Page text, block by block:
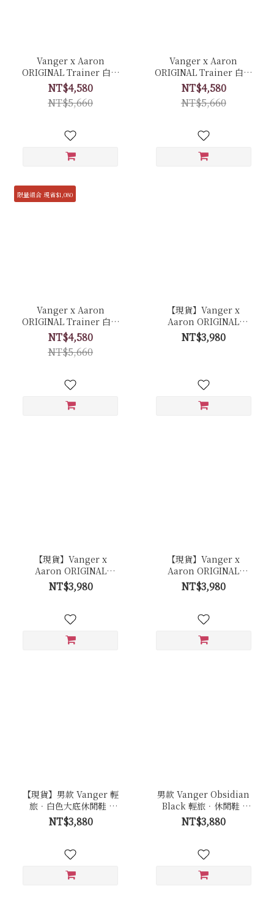
Vanger x Aaron
ORIGINAL Trainer 白色
經典復古休閒鞋 聯名限量
套組 - Ca007皚白色(膠底)
NT$4,580
NT$5,660
Vanger x Aaron
ORIGINAL Trainer 白色
經典復古休閒鞋 聯名限量
套組 - Ca006卵石白(牛皮
拼接反毛皮)
NT$4,580
NT$5,660
限量組合 現省$1,080
Vanger x Aaron
ORIGINAL Trainer 白色
經典復古休閒鞋 聯名限量
套組 - Ca006皚白色(膠底)
NT$4,580
NT$5,660
【現貨】Vanger x
Aaron ORIGINAL
Trainer 白色經典復古休
閒鞋 - Ca007皚白色(膠底)
NT$3,980
【現貨】Vanger x
Aaron ORIGINAL
Trainer 白色經典復古休
閒鞋 - Ca006卵石白(牛皮
NT$3,980
【現貨】Vanger x
Aaron ORIGINAL
Trainer 白色經典復古休
閒鞋 - Ca006皚白色(膠底)
NT$3,980
【現貨】男款 Vanger 輕
旅．白色大底休閒鞋 -
Va281白
NT$3,880
男款 Vanger Obsidian
Black 輕旅．休閒鞋 -
Va281曜石黑(黑底)
NT$3,880